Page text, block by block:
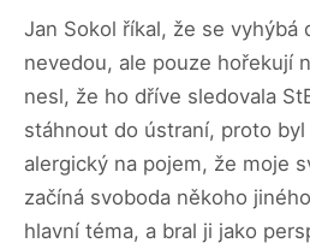
Jan Sokol říkal, že se vyhýbá
nevedou, ale pouze hořekují
nesl, že ho dříve sledovala
stáhnout do ústraní, proto
alergický na pojem, že moje
začíná svoboda někoho
hlavní téma, a bral ji jako